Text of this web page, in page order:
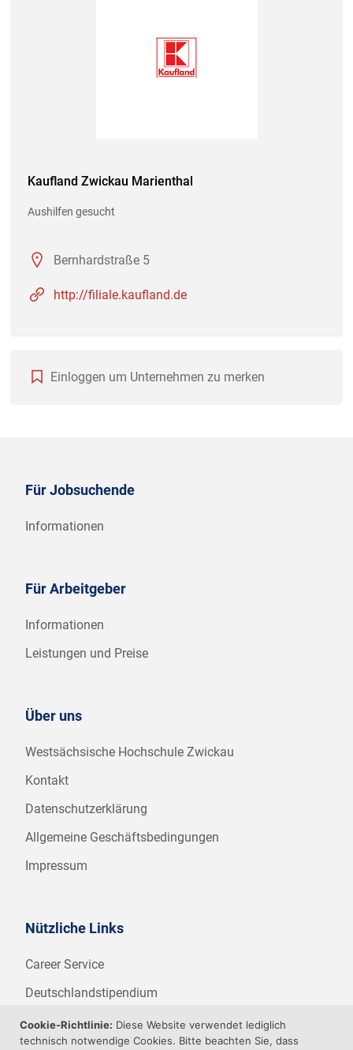
Kaufland Zwickau Marienthal
Aushilfen gesucht
Bernhardstraße 5
http://filiale.kaufland.de
Einloggen um Unternehmen zu merken
Für Jobsuchende
Informationen
Für Arbeitgeber
Informationen
Leistungen und Preise
Über uns
Westsächsische Hochschule Zwickau
Kontakt
Datenschutzerklärung
Allgemeine Geschäftsbedingungen
Impressum
Nützliche Links
Career Service
Deutschlandstipendium
WHZ Firmenstipendium
Cookie-Richtlinie: Diese Website verwendet lediglich
technisch notwendige Cookies. Bitte beachten Sie, dass